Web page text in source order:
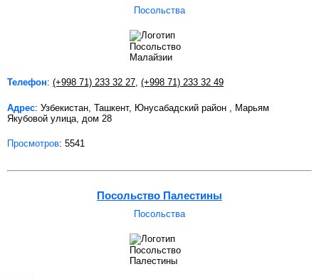
Посольства
Телефон: (+998 71) 233 32 27 (+998 71) 233 32 49
Адрес: Узбекистан, Ташкент, Юнусабадский район , Марьям
Якубовой улица, дом 28
Просмотров: 5541
Посольство Палестины
Посольства